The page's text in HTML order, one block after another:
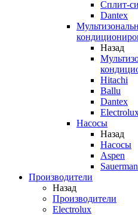
Сплит-
Dantex
Назад
Hitachi
Ballu
Dantex
Насосы
Назад
Насосы
Aspen
Производители
Назад
Производители
Electrolux